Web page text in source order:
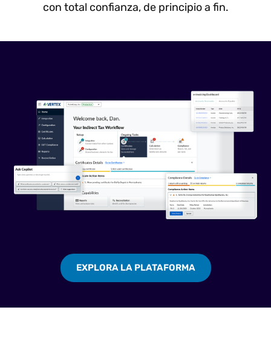
con total confianza, de principio a fin.
EXPLORA LA PLATAFORMA